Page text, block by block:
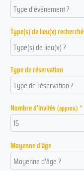
Type d'événement ?
Type(s) de lieu(x)
Type(s) de lieu(x) ?
Type de réservation
Type de réservation ?
Nombre d'invités(approx.)*
Moyenne d'âge
Moyenne d'âge ?